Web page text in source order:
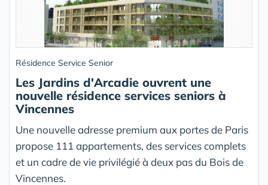
Résidence Service Senior
Les Jardins d'Arcadie ouvrent une
nouvelle résidence services seniors à
Vincennes
Une nouvelle adresse premium aux portes de Paris
propose 111 appartements, des services complets
et un cadre de vie privilégié à deux pas du Bois de
Vincennes.